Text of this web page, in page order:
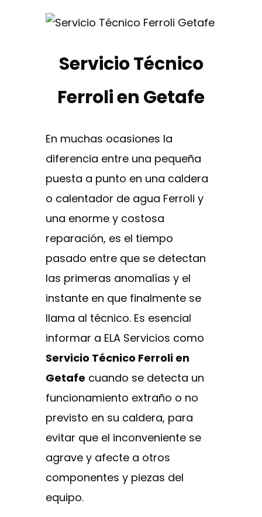
Servicio Técnico
Ferroli en Getafe
En muchas ocasiones la
diferencia entre una pequeña
puesta a punto en una caldera
o calentador de agua Ferroli y
una enorme y costosa
reparación, es el tiempo
pasado entre que se detectan
las primeras anomalías y el
instante en que finalmente se
llama al técnico. Es esencial
informar a ELA Servicios como
Servicio Técnico Ferroli en
Getafe cuando se detecta un
funcionamiento extraño o no
previsto en su caldera, para
evitar que el inconveniente se
agrave y afecte a otros
componentes y piezas del
equipo.